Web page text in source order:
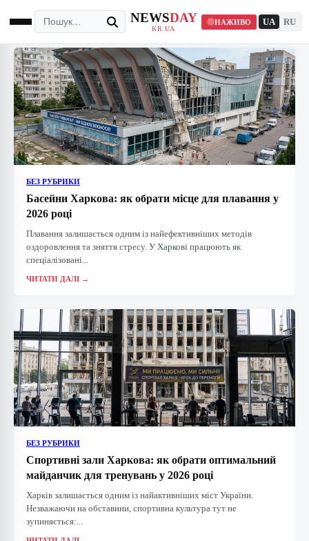
NEWSDAY
KR.UA
НАЖИВО UA RU
БЕЗ РУБРИКИ
Басейни Харкова: як обрати місце для плавання у
2026 році
Плавання залишається одним із найефективніших методів
оздоровлення та зняття стресу. У Харкові працюють як
спеціалізовані...
ЧИТАТИ ДАЛІ →
БЕЗ РУБРИКИ
Спортивні зали Харкова: як обрати оптимальний
майданчик для тренувань у 2026 році
Харків залишається одним із найактивніших міст України.
Незважаючи на обставини, спортивна культура тут не
зупиняється:...